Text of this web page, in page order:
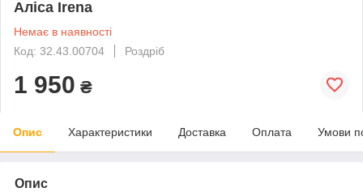
Аліса Irena
Немає в наявності
Код: 32.43.00704
Роздріб
1 950 ₴
Опис Характеристики Доставка Оплата Умови
Опис